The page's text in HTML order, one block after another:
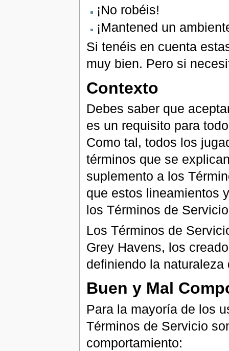
¡No robéis!
¡Mantened un
Si tenéis en cuenta
muy bien. Pero si
Contexto
Debes saber que
es un requisito para
Como tal, todos los
términos que se
suplemento a los
que estos lineamientos
los Términos de
Los Términos de
Grey Havens, los
definiendo la
Buen y Mal
Para la mayoría de los
Términos de Servicio
comportamiento: